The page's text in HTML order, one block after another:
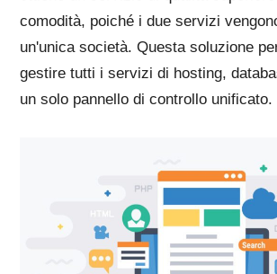
comodità, poiché i due servizi
un'unica società. Questa soluzione
gestire tutti i servizi di hosting,
un solo pannello di controllo unificato.